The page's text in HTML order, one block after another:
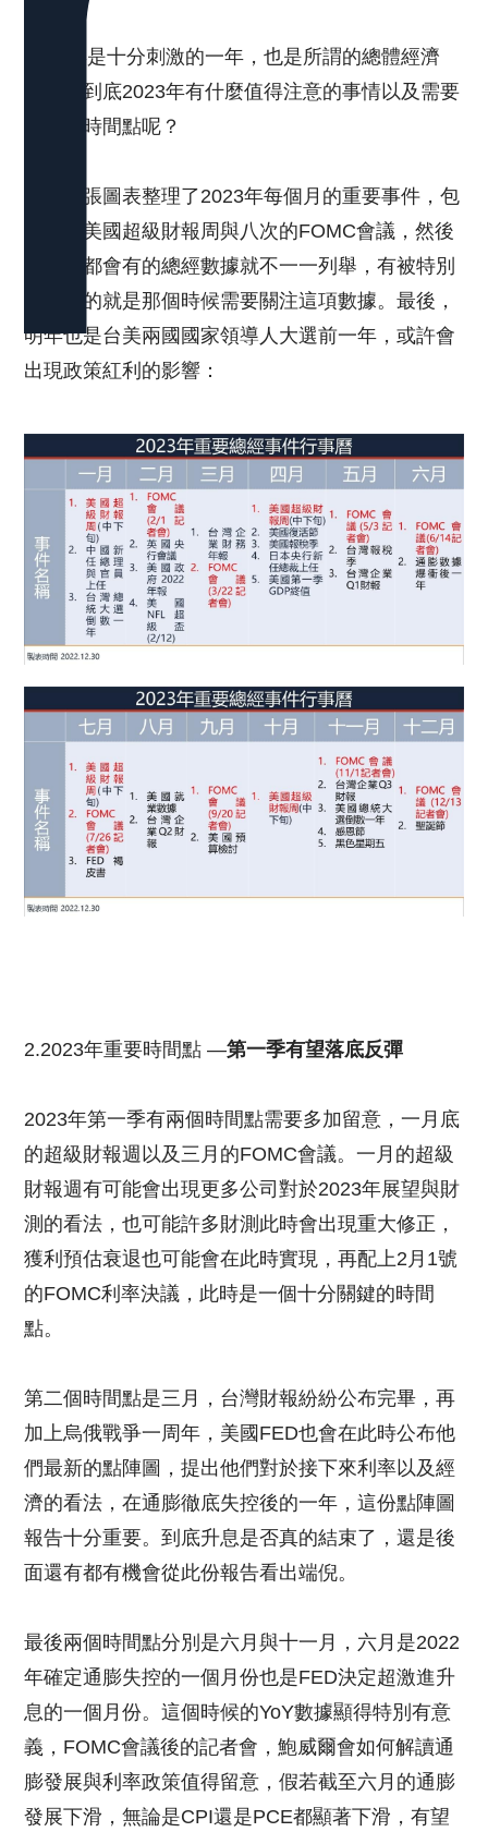
2022年是十分刺激的一年，也是所謂的總體經濟
年，那到底2023年有什麼值得注意的事情以及需要
留意的時間點呢？
下方兩張圖表整理了2023年每個月的重要事件，包
含四次美國超級財報周與八次的FOMC會議，然後
每個月都會有的總經數據就不一一列舉，有被特別
提出來的就是那個時候需要關注這項數據。最後，
明年也是台美兩國國家領導人大選前一年，或許會
出現政策紅利的影響：
2.2023年重要時間點 —第一季有望落底反彈
2023年第一季有兩個時間點需要多加留意，一月底
的超級財報週以及三月的FOMC會議。一月的超級
財報週有可能會出現更多公司對於2023年展望與財
測的看法，也可能許多財測此時會出現重大修正，
獲利預估衰退也可能會在此時實現，再配上2月1號
的FOMC利率決議，此時是一個十分關鍵的時間
點。
第二個時間點是三月，台灣財報紛紛公布完畢，再
加上烏俄戰爭一周年，美國FED也會在此時公布他
們最新的點陣圖，提出他們對於接下來利率以及經
濟的看法，在通膨徹底失控後的一年，這份點陣圖
報告十分重要。到底升息是否真的結束了，還是後
面還有都有機會從此份報告看出端倪。
最後兩個時間點分別是六月與十一月，六月是2022
年確定通膨失控的一個月份也是FED決定超激進升
息的一個月份。這個時候的YoY數據顯得特別有意
義，FOMC會議後的記者會，鮑威爾會如何解讀通
膨發展與利率政策值得留意，假若截至六月的通膨
發展下滑，無論是CPI還是PCE都顯著下滑，有望